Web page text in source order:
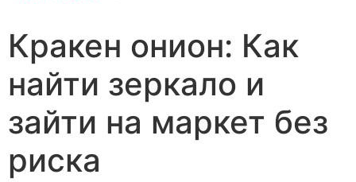
Кракен онион: Как
найти зеркало и
зайти на маркет без
риска